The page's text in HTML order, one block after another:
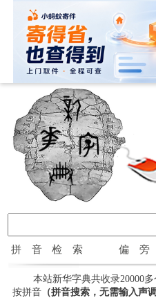
拼音检索 偏
本站新华字典共收录20000
按拼音（拼音搜索，无需输入声调